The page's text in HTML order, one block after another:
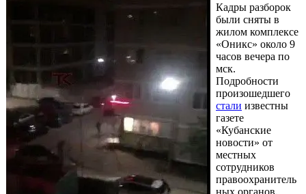
Кадры разборок
были сняты в
жилом комплексе
«Оникс» около 9
часов вечера по
мск.
Подробности
произошедшего
стали известны
газете
«Кубанские
новости» от
местных
сотрудников
правоохранитель
ных органов.